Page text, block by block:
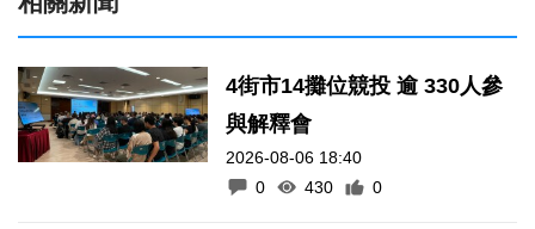
4街市14攤位競投 逾 330人參
與解釋會
2026-08-06 18:40
0
430 0